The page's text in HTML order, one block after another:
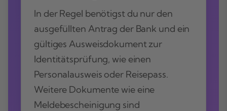
In der Regel benötigst du nur den
ausgefüllten Antrag der Bank und ein
gültiges Ausweisdokument zur
Identitätsprüfung, wie einen
Personalausweis oder Reisepass.
Weitere Dokumente wie eine
Meldebescheinigung sind